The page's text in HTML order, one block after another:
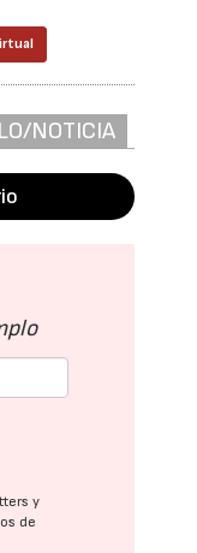
NOTICIA
y
de